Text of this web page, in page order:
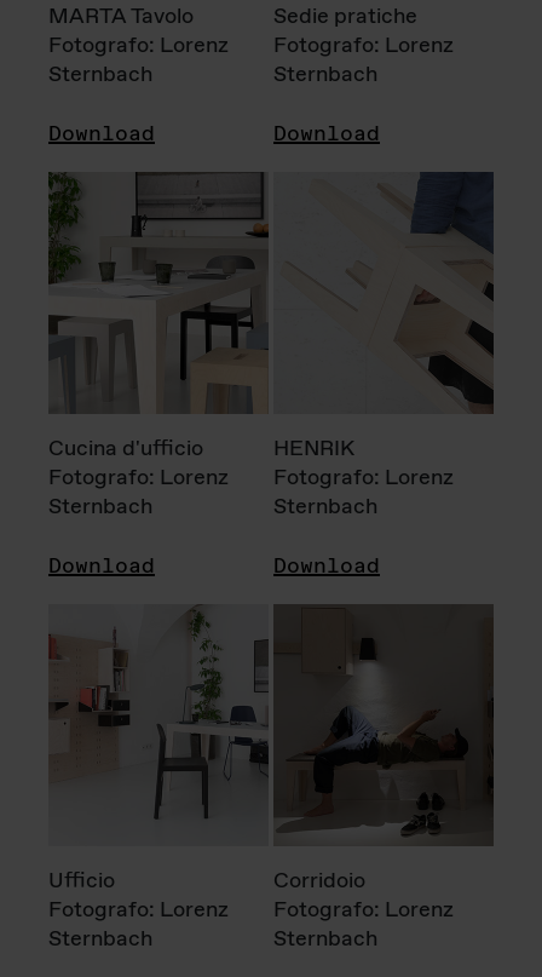
MARTA Tavolo
Fotografo: Lorenz
Sternbach
Download
Sedie pratiche
Fotografo: Lorenz
Sternbach
Download
Cucina d'ufficio
Fotografo: Lorenz
Sternbach
Download
HENRIK
Fotografo: Lorenz
Sternbach
Download
Ufficio
Fotografo: Lorenz
Sternbach
Corridoio
Fotografo: Lorenz
Sternbach